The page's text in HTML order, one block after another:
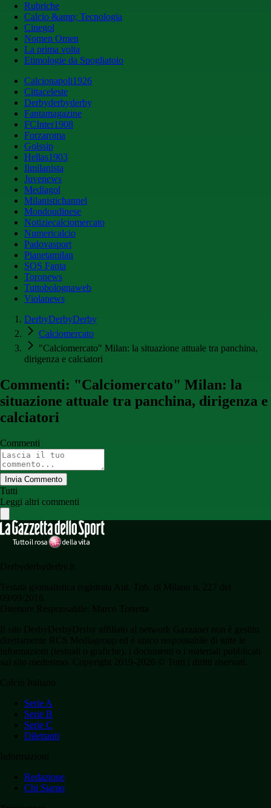
Rubriche
Calcio &amp; Tecnologia
Cinegol
Nomen Omen
La prima volta
Etimologie da Spogliatoio
Calcionapoli1926
Cittaceleste
Derbyderbyderby
Fantamagazine
FCInter1908
Forzaroma
Golssip
Hellas1903
Ilmilanista
Juvenews
Mediagol
Milanistichannel
Mondoudinese
Notiziecalciomercato
Numericalcio
Padovasport
Pianetamilan
SOS Fanta
Toronews
Tuttobolognaweb
Violanews
DerbyDerbyDerby
Calciomercato
"Calciomercato" Milan: la situazione attuale tra panchina,
dirigenza e calciatori
Commenti: "Calciomercato" Milan: la
situazione attuale tra panchina, dirigenza e
calciatori
Commenti
Invia Commento
Tutti
Leggi altri commenti
Serie A
Serie B
Serie C
Dilettanti
Redazione
Chi Siamo